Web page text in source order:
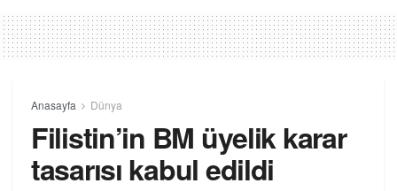
Anasayfa Dünya
Filistin’in BM üyelik karar
tasarısı kabul edildi